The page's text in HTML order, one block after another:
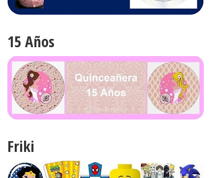
15 Años
Friki